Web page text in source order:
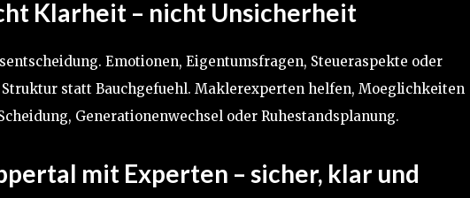
Klarheit – nicht Unsicherheit
Emotionen, Eigentumsfragen, Steueraspekte oder
statt Bauchgefuehl. Maklerexperten helfen, Moeglichkeiten
Generationenwechsel oder Ruhestandsplanung.
mit Experten – sicher, klar und